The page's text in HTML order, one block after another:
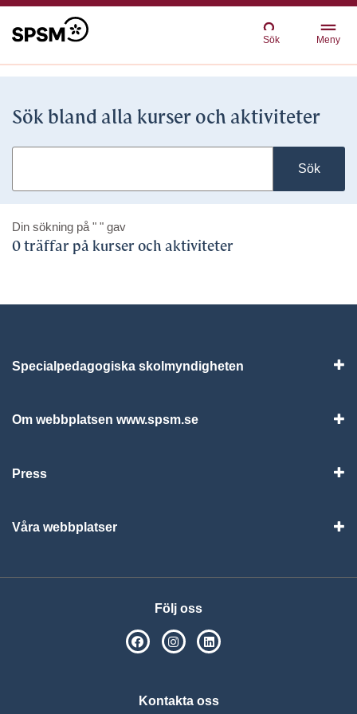
Sök Meny
Sök bland alla kurser och aktiviteter
Sök
Din sökning på " " gav
0 träffar på kurser och aktiviteter
Specialpedagogiska skolmyndigheten
Om webbplatsen www.spsm.se
Press
Våra webbplatser
Följ oss
SPSM på Facebook
SPSM på Instagram
Kontakta oss